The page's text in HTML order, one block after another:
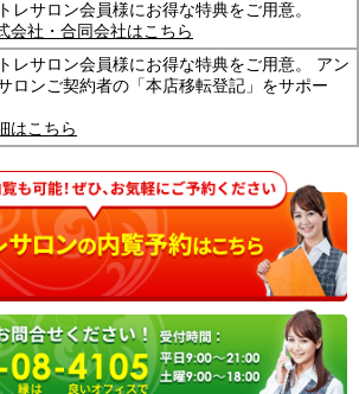
レサロン会員様にお得な特典をご用意。
会社・合同会社はこちら
レサロン会員様にお得な特典をご用意。
アン
ロンご契約者の「本店移転登記」をサポー
はこちら